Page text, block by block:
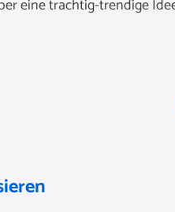
eine trachtig-trendige